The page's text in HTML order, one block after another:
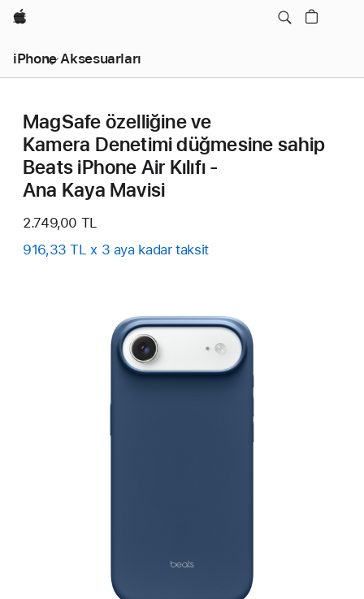
wzlhp
iPhone Aksesuarları
MagSafe özelliğine ve
Kamera Denetimi düğmesine sahip
Beats iPhone Air Kılıfı -
Ana Kaya Mavisi
2.749,00 TL
916,33 TL x 3 aya kadar taksit